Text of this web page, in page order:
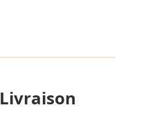
Livraison